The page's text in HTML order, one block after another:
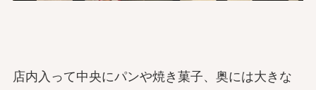
店内入って中央にパンや焼き菓子、奥には大きな